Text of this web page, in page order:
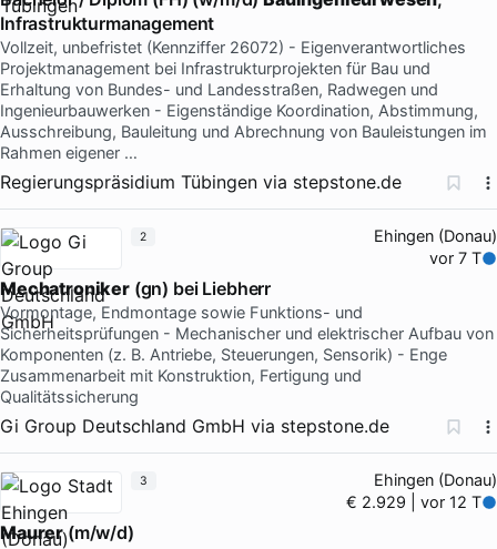
Infrastrukturmanagement
Vollzeit, unbefristet (Kennziffer 26072) - Eigenverantwortliches
Projektmanagement bei Infrastrukturprojekten für Bau und
Erhaltung von Bundes- und Landesstraßen, Radwegen und
Ingenieurbauwerken - Eigenständige Koordination, Abstimmung,
Ausschreibung, Bauleitung und Abrechnung von Bauleistungen im
Rahmen eigener …
Regierungspräsidium Tübingen via stepstone.de
Ehingen (Donau)
vor 7 T
Mechatroniker(gn) bei Liebherr
Vormontage, Endmontage sowie Funktions- und
Sicherheitsprüfungen - Mechanischer und elektrischer Aufbau von
Komponenten (z. B. Antriebe, Steuerungen, Sensorik) - Enge
Zusammenarbeit mit Konstruktion, Fertigung und
Qualitätssicherung
Gi Group Deutschland GmbH via stepstone.de
2
Ehingen (Donau)
€ 2.929 | vor 12 T
Maurer(m/w/d)
3